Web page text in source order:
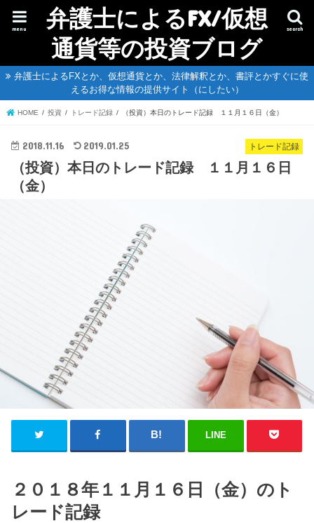
弁護士によるFX/仮想
通貨等の投資ブログ
search
menu
弁護士によるFXとか、仮想通貨とか、法律解釈とか、書評とかすぐに使
えるお得な情報の提供サイト（にしたい）
HOME 投資 トレード記録 （投資）本日のトレード記録 １１月１６日（金）
トレード記録
2018.11.16 2019.01.25
（投資）本日のトレード記録 １１月１６日
（金）
LINE
２０１８年１１月１６日（金）のト
レード記録